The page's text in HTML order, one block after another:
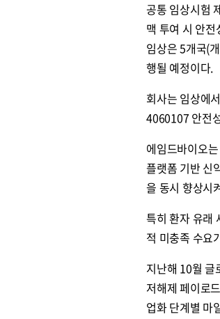
공통 임상시험
맥 투여 시 안
임상은 5개국(
행될 예정이다.
회사는 임상에
4060107 안전
에임드바이오
플랫폼 기반 신
을 동시 향상시
특히 환자 유래
적 미충족 수요
지난해 10월 글
저해제 페이로
업화 단계별 마